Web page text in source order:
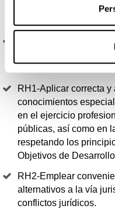
las administraciones
RCO9-Identificar los
su eficacia, de la
RH1-Aplicar correcta
conocimientos
en el ejercicio
públicas, así como en
respetando los
Objetivos de
RH2-Emplear
alternativos a la vía
conflictos jurídicos.